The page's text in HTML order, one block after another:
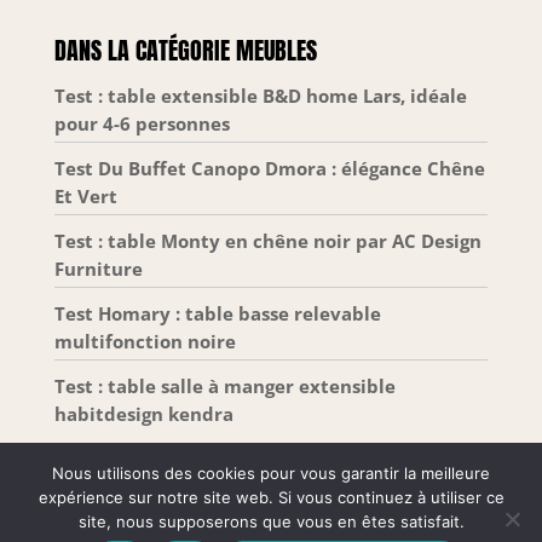
transversales renforcées, le plateau de cette table
de salon s’élève avec fluidité et peut supporter
montage facile : Les panneaux de qualité font du
nettoyage un jeu d’enfant, votre meuble de salon
avec rangement restera toujours impeccable. Le
montage est facile avec des instructions claires et
des outils fournis
DANS LA CATÉGORIE MEUBLES
Test : table extensible B&D home Lars, idéale
pour 4-6 personnes
Test Du Buffet Canopo Dmora : élégance Chêne
Et Vert
Test : table Monty en chêne noir par AC Design
Furniture
Test Homary : table basse relevable
multifonction noire
Test : table salle à manger extensible
habitdesign kendra
Tous droits réservés –Mentions Légales -Plan de
Nous utilisons des cookies pour vous garantir la meilleure
expérience sur notre site web. Si vous continuez à utiliser ce
site, nous supposerons que vous en êtes satisfait.